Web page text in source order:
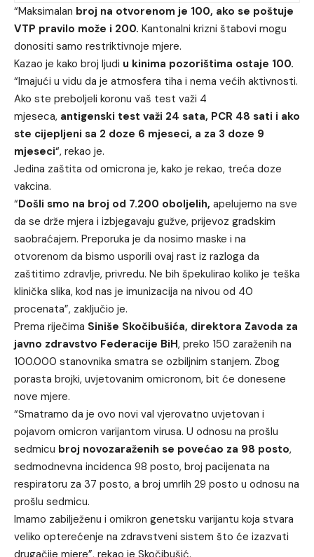
“Maksimalan broj na otvorenom je 100, ako se poštuje
VTP pravilo može i 200. Kantonalni krizni štabovi mogu
donositi samo restriktivnoje mjere.
Kazao je kako broj ljudi u kinima pozorištima ostaje 100.
“Imajući u vidu da je atmosfera tiha i nema većih aktivnosti.
Ako ste preboljeli koronu vaš test važi 4
mjeseca, antigenski test važi 24 sata, PCR 48 sati i ako
ste cijepljeni sa 2 doze 6 mjeseci, a za 3 doze 9
mjeseci“, rekao je.
Jedina zaštita od omicrona je, kako je rekao, treća doze
vakcina.
“Došli smo na broj od 7.200 oboljelih, apelujemo na sve
da se drže mjera i izbjegavaju gužve, prijevoz gradskim
saobraćajem. Preporuka je da nosimo maske i na
otvorenom da bismo usporili ovaj rast iz razloga da
zaštitimo zdravlje, privredu. Ne bih špekulirao koliko je teška
klinička slika, kod nas je imunizacija na nivou od 40
procenata”, zaključio je.
Prema riječima Siniše Skočibušića, direktora Zavoda za
javno zdravstvo Federacije BiH, preko 150 zaraženih na
100.000 stanovnika smatra se ozbiljnim stanjem. Zbog
porasta brojki, uvjetovanim omicronom, bit će donesene
nove mjere.
“Smatramo da je ovo novi val vjerovatno uvjetovan i
pojavom omicron varijantom virusa. U odnosu na prošlu
sedmicu broj novozaraženih se povećao za 98 posto,
sedmodnevna incidenca 98 posto, broj pacijenata na
respiratoru za 37 posto, a broj umrlih 29 posto u odnosu na
prošlu sedmicu.
Imamo zabilježenu i omikron genetsku varijantu koja stvara
veliko opterećenje na zdravstveni sistem što će izazvati